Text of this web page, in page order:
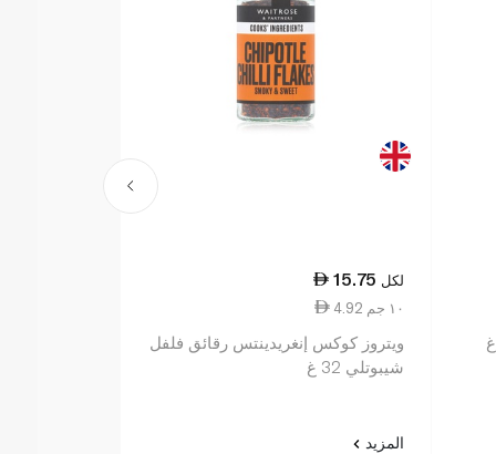
15.75 لكل
4.92 ١٠ جم
ويتروز كوكس إنغريدينتس رقائق فلفل
شيبوتلي 32 غ
المزيد